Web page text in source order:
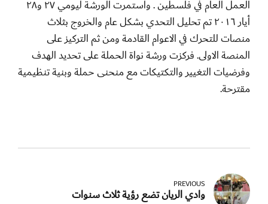
العمل العام في فلسطين . واستمرت الورشة ليومي ٢٧ و٢٨
أيار ٢٠١٦ تم تحليل التحدي بشكل عام والخروج بثلاث
منصات للتحرك في الاعوام القادمة ومن ثم التركيز على
المنصة الاولى. فركزت ورشة نواة الحملة على تحديد الهدف
وفرضيات التغيير والتكتيكات مع منحنى حملة وبنية تنظيمية
مقترحة.
PREVIOUS
وادي الريان تضع رؤية ثلاث سنوات